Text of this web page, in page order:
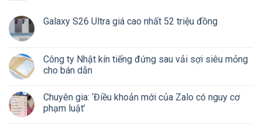
Galaxy S26 Ultra giá cao nhất 52 triệu đồng
Công ty Nhật kín tiếng đứng sau vải sợi siêu mỏng
cho bán dẫn
Chuyên gia: ‘Điều khoản mới của Zalo có nguy cơ
phạm luật’